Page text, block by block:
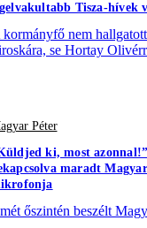
Tisza-hívek
kormányfő nem
se Hortay
Péter
ki, most
maradt
őszintén beszélt